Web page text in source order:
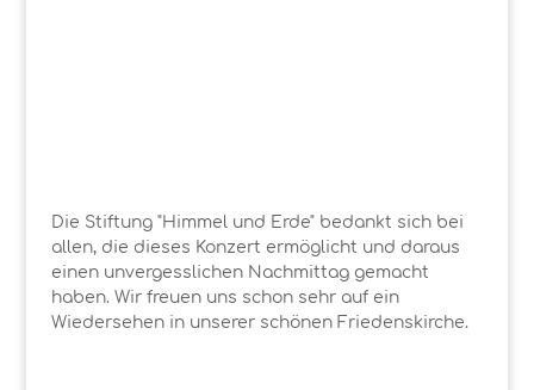
Die Stiftung "Himmel und Erde" bedankt sich bei
allen, die dieses Konzert ermöglicht und daraus
einen unvergesslichen Nachmittag gemacht
haben. Wir freuen uns schon sehr auf ein
Wiedersehen in unserer schönen Friedenskirche.